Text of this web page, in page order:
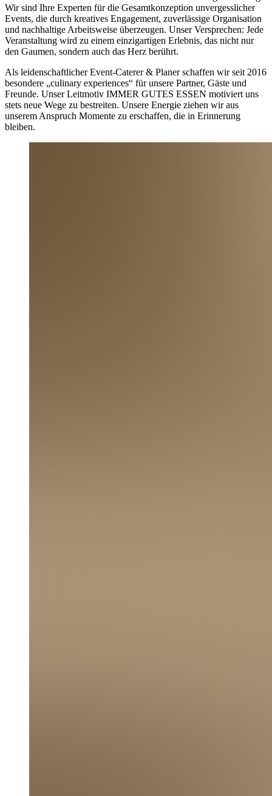
Wir sind Ihre Experten für die Gesamtkonzeption unvergesslicher
Events, die durch kreatives Engagement, zuverlässige Organisation
und nachhaltige Arbeitsweise überzeugen. Unser Versprechen: Jede
Veranstaltung wird zu einem einzigartigen Erlebnis, das nicht nur
den Gaumen, sondern auch das Herz berührt.
Als leidenschaftlicher Event-Caterer & Planer schaffen wir seit 2016
besondere „culinary experiences“ für unsere Partner, Gäste und
Freunde. Unser Leitmotiv IMMER GUTES ESSEN motiviert uns
stets neue Wege zu bestreiten. Unsere Energie ziehen wir aus
unserem Anspruch Momente zu erschaffen, die in Erinnerung
bleiben.